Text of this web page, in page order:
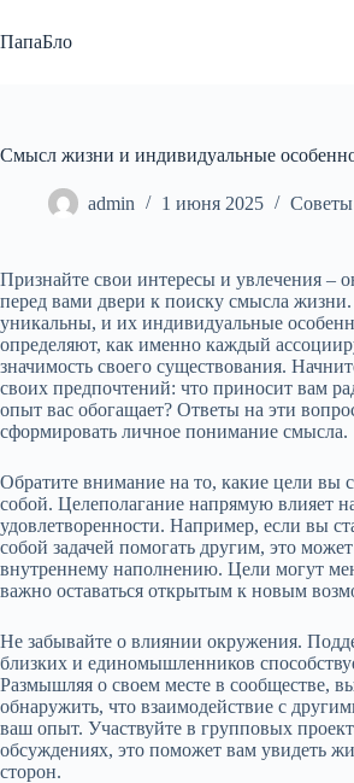
к
сути
ПапаБло
Смысл жизни и индивидуальные
admin 1 июня 2025 Советы
Признайте свои интересы и увлечения –
перед вами двери к поиску смысла
уникальны, и их индивидуальные
определяют, как именно каждый
значимость своего существования.
своих предпочтений: что приносит вам
опыт вас обогащает? Ответы на эти
сформировать личное понимание смысла.
Обратите внимание на то, какие цели вы
собой. Целеполагание напрямую влияет
удовлетворенности. Например, если вы
собой задачей помогать другим, это
внутреннему наполнению. Цели могут
важно оставаться открытым к новым
Не забывайте о влиянии окружения.
близких и единомышленников
Размышляя о своем месте в сообществе,
обнаружить, что взаимодействие с
ваш опыт. Участвуйте в групповых
обсуждениях, это поможет вам увидеть
сторон.